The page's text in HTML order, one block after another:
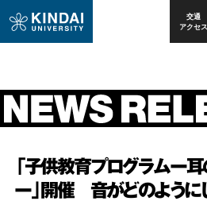
交通
アクセス
「子供教育プログラムー
ー」開催 音がどのように